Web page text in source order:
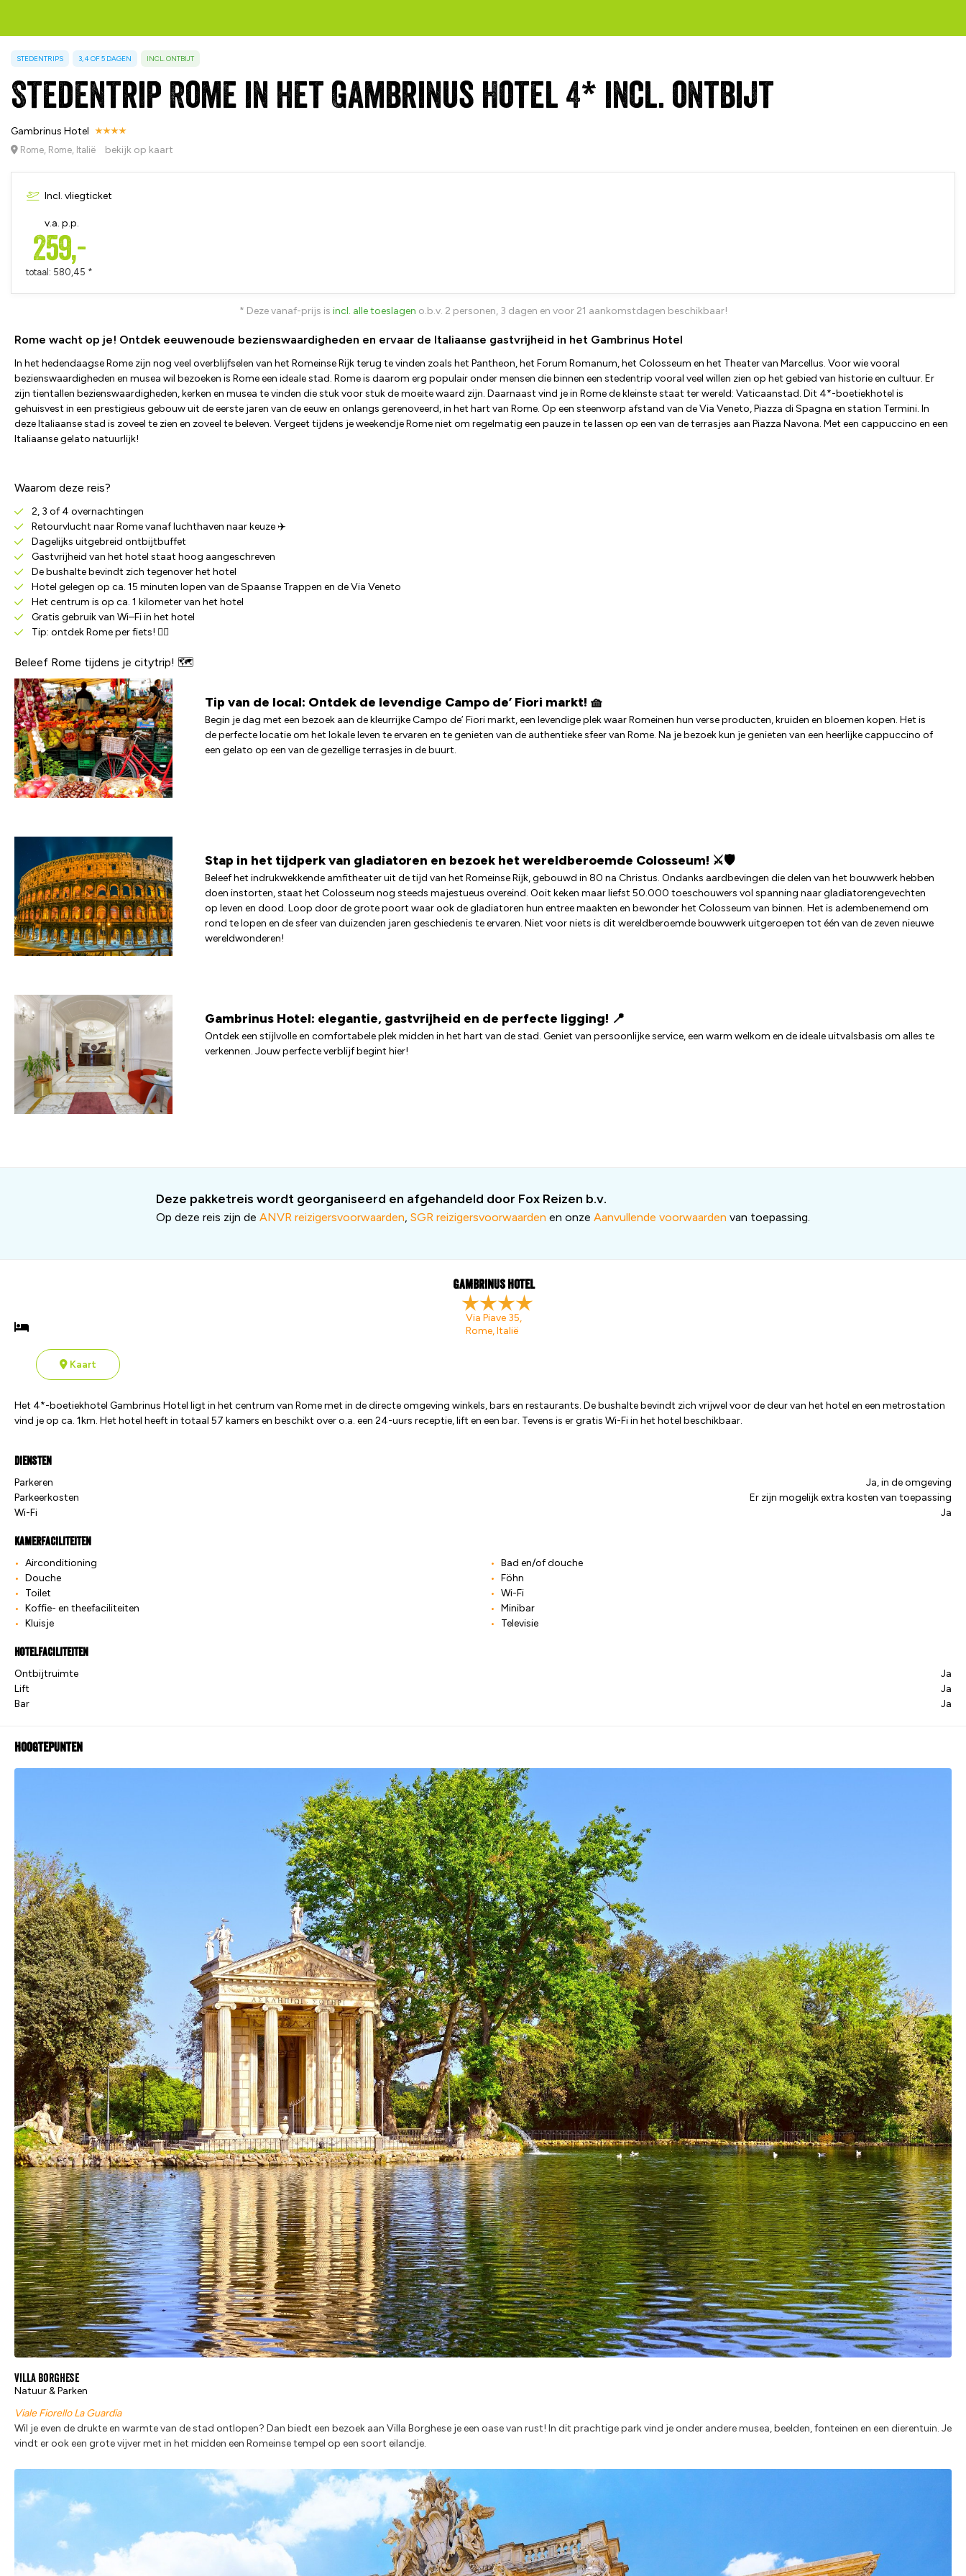
STEDENTRIPS 3, 4 OF 5 DAGEN INCL. ONTBIJT
Stedentrip Rome in het Gambrinus Hotel 4* incl. ontbijt
Gambrinus Hotel
Rome, Rome, Italië bekijk op kaart
Incl. vliegticket
v.a. p.p.
259,-
totaal: 580,45 *
* Deze vanaf-prijs is incl. alle toeslagen o.b.v. 2 personen, 3 dagen en voor 21 aankomstdagen beschikbaar!
Rome wacht op je! Ontdek eeuwenoude bezienswaardigheden en ervaar de Italiaanse gastvrijheid in het Gambrinus Hotel
In het hedendaagse Rome zijn nog veel overblijfselen van het Romeinse Rijk terug te vinden zoals het Pantheon, het Forum Romanum, het Colosseum en het Theater van Marcellus. Voor wie vooral
bezienswaardigheden en musea wil bezoeken is Rome een ideale stad. Rome is daarom erg populair onder mensen die binnen een stedentrip vooral veel willen zien op het gebied van historie en cultuur. Er
zijn tientallen bezienswaardigheden, kerken en musea te vinden die stuk voor stuk de moeite waard zijn. Daarnaast vind je in Rome de kleinste staat ter wereld: Vaticaanstad. Dit 4*-boetiekhotel is
gehuisvest in een prestigieus gebouw uit de eerste jaren van de eeuw en onlangs gerenoveerd, in het hart van Rome. Op een steenworp afstand van de Via Veneto, Piazza di Spagna en station Termini. In
deze Italiaanse stad is zoveel te zien en zoveel te beleven. Vergeet tijdens je weekendje Rome niet om regelmatig een pauze in te lassen op een van de terrasjes aan Piazza Navona. Met een cappuccino en een
Italiaanse gelato natuurlijk!
Waarom deze reis?
2, 3 of 4 overnachtingen
Retourvlucht naar Rome vanaf luchthaven naar keuze ✈️
Dagelijks uitgebreid ontbijtbuffet
Gastvrijheid van het hotel staat hoog aangeschreven
De bushalte bevindt zich tegenover het hotel
Hotel gelegen op ca. 15 minuten lopen van de Spaanse Trappen en de Via Veneto
Het centrum is op ca. 1 kilometer van het hotel
Gratis gebruik van Wi–Fi in het hotel
Tip: ontdek Rome per fiets! 🚴‍♂️
Beleef Rome tijdens je citytrip! 🗺️
Tip van de local: Ontdek de levendige Campo de’ Fiori markt! 🧺
Begin je dag met een bezoek aan de kleurrijke Campo de’ Fiori markt, een levendige plek waar Romeinen hun verse producten, kruiden en bloemen kopen. Het is
de perfecte locatie om het lokale leven te ervaren en te genieten van de authentieke sfeer van Rome. Na je bezoek kun je genieten van een heerlijke cappuccino of
een gelato op een van de gezellige terrasjes in de buurt.
Stap in het tijdperk van gladiatoren en bezoek het wereldberoemde Colosseum! ⚔️🛡️
Beleef het indrukwekkende amfitheater uit de tijd van het Romeinse Rijk, gebouwd in 80 na Christus. Ondanks aardbevingen die delen van het bouwwerk hebben
doen instorten, staat het Colosseum nog steeds majestueus overeind. Ooit keken maar liefst 50.000 toeschouwers vol spanning naar gladiatorengevechten
op leven en dood. Loop door de grote poort waar ook de gladiatoren hun entree maakten en bewonder het Colosseum van binnen. Het is adembenemend om
rond te lopen en de sfeer van duizenden jaren geschiedenis te ervaren. Niet voor niets is dit wereldberoemde bouwwerk uitgeroepen tot één van de zeven nieuwe
wereldwonderen!
Gambrinus Hotel: elegantie, gastvrijheid en de perfecte ligging! 📍
Ontdek een stijlvolle en comfortabele plek midden in het hart van de stad. Geniet van persoonlijke service, een warm welkom en de ideale uitvalsbasis om alles te
verkennen. Jouw perfecte verblijf begint hier!
Deze pakketreis wordt georganiseerd en afgehandeld door Fox Reizen b.v.
Op deze reis zijn de ANVR reizigersvoorwaarden, SGR reizigersvoorwaarden en onze Aanvullende voorwaarden van toepassing.
Gambrinus Hotel
Via Piave 35,
Rome, Italië
Kaart
Het 4*-boetiekhotel Gambrinus Hotel ligt in het centrum van Rome met in de directe omgeving winkels, bars en restaurants. De bushalte bevindt zich vrijwel voor de deur van het hotel en een metrostation
vind je op ca. 1km. Het hotel heeft in totaal 57 kamers en beschikt over o.a. een 24-uurs receptie, lift en een bar. Tevens is er gratis Wi-Fi in het hotel beschikbaar.
Diensten
Parkeren
Ja, in de omgeving
Parkeerkosten
Er zijn mogelijk extra kosten van toepassing
Wi-Fi
Ja
Kamerfaciliteiten
Airconditioning
Bad en/of douche
Douche
Föhn
Toilet
Wi-Fi
Koffie- en theefaciliteiten
Minibar
Kluisje
Televisie
Hotelfaciliteiten
Ontbijtruimte
Ja
Lift
Ja
Bar
Ja
Hoogtepunten
Villa Borghese
Natuur & Parken
Viale Fiorello La Guardia
Wil je even de drukte en warmte van de stad ontlopen? Dan biedt een bezoek aan Villa Borghese je een oase van rust! In dit prachtige park vind je onder andere musea, beelden, fonteinen en een dierentuin. Je
vindt er ook een grote vijver met in het midden een Romeinse tempel op een soort eilandje.